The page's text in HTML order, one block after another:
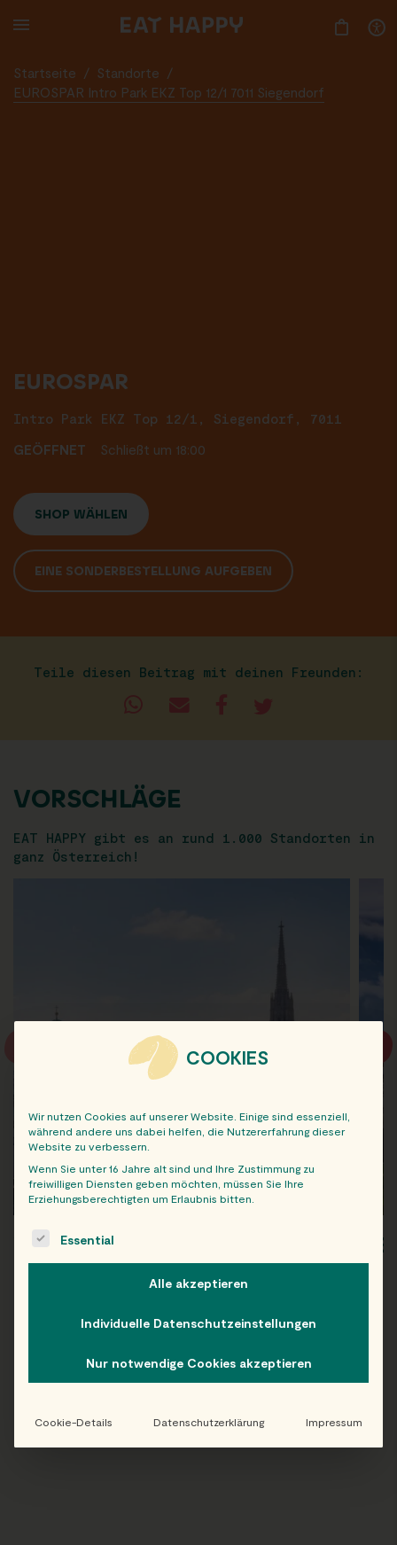
TO
Startseite / Standorte
/
EUROSPAR Intro Park EKZ Top 12/1 7011 Siegendorf
EUROSPAR
Intro Park EKZ Top 12/1, Siegendorf, 7011
GEÖFFNET
Schließt um 18:00
SHOP WÄHLEN
EINE SONDERBESTELLUNG AUFGEBEN
Teile diesen Beitrag mit deinen Freunden:
VORSCHLÄGE
EAT HAPPY gibt es an rund 1.000 Standorten in
ganz Österreich!
WIEN
Folge uns auf Instagram!
COOKIES
Wir nutzen Cookies auf unserer Website. Einige sind essenziell,
während andere uns dabei helfen, die Nutzererfahrung dieser
Website zu verbessern.
Wenn Sie unter 16 Jahre alt sind und Ihre Zustimmung zu
freiwilligen Diensten geben möchten, müssen Sie Ihre
Erziehungsberechtigten um Erlaubnis bitten.
The following is a list of service groups for which consent
Essential
Alle akzeptieren
Individuelle Datenschutzeinstellungen
Nur notwendige Cookies akzeptieren
Cookie-Details Datenschutzerklärung Impressum